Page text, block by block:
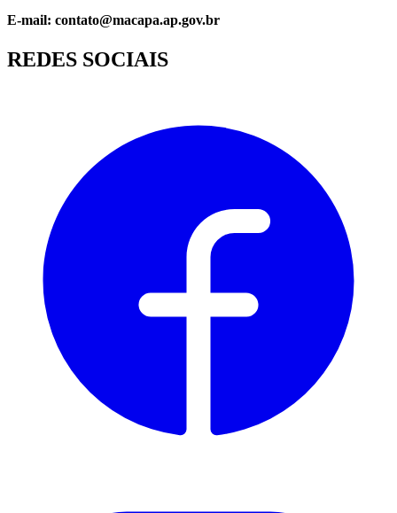
E-mail: contato@macapa.ap.gov.br
REDES SOCIAIS